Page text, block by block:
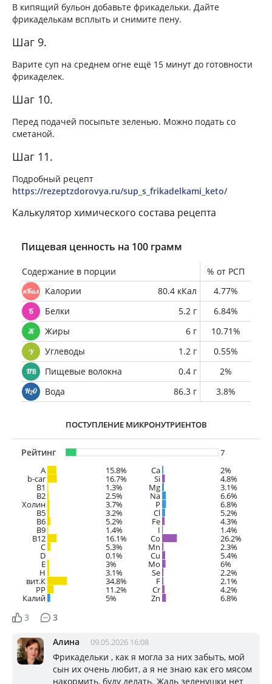
В кипящий бульон добавьте фрикадельки. Дайте
фрикаделькам всплыть и снимите пену.
Шаг 9.
Варите суп на среднем огне ещё 15 минут до готовности
фрикаделек.
Шаг 10.
Перед подачей посыпьте зеленью. Можно подать со
сметаной.
Шаг 11.
Подробный рецепт
https://rezeptzdorovya.ru/sup_s_frikadelkami_keto/
Калькулятор химического состава рецепта
Пищевая ценность на 100 грамм
Содержание в порции
% от РСП
Калории
80.4 кКал
4.77%
Белки
5.2 г
6.84%
Жиры
6 г
10.71%
Углеводы
1.2 г
0.55%
Пищевые волокна
0.4 г
2%
Вода
86.3 г 3.8%
ПОСТУПЛЕНИЕ МИКРОНУТРИЕНТОВ
Рейтинг
7
A
15.8%
b-car 16.7%
В1 1.3%
B2 2.5%
Холин 3.7%
B5 3.2%
B6 5.2%
B9 1.4%
B12 16.1%
C 5.3%
D 0.1%
E 3%
H 3.1%
вит.К 34.8%
PP 11.2%
Калий 5%
Ca 2%
Si 4.8%
Mg 3.1%
Na 6.6%
P 6.8%
Cl 5.2%
Fe 4.3%
I 1.4%
Co 26.2%
Mn 2.3%
Cu 5.4%
Mo 6%
Se 2.2%
F 2.1%
Cr 4.2%
Zn 6.8%
3 3
Алина 09.05.2026 16:08
Фрикадельки , как я могла за них забыть, мой
сын их очень любит, а я не знаю как его мясом
накормить, буду делать. Жаль зеленушки нет